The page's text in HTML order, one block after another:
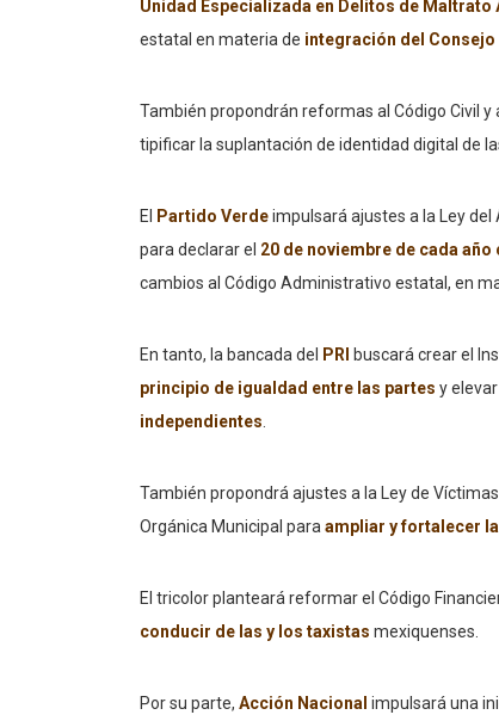
Unidad Especializada en Delitos de Maltrato
estatal en materia de integración del Consejo
También propondrán reformas al Código Civil y
tipificar la suplantación de identidad digital de
El Partido Verdeimpulsará ajustes a la Ley
para declarar el 20 de noviembre de cada
cambios al Código Administrativo estatal, en
En tanto, la bancada del PRI
buscará crear el
principio de igualdad entre las partes y
independientes
También propondrá ajustes a la Ley de
Orgánica Municipal para ampliar y fortalecer
El tricolor planteará reformar el Código
conducir de las y los taxistas mexiquenses.
Por su parte, Acción Nacional impulsará una